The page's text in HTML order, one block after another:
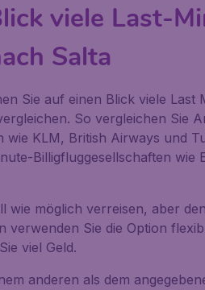
viele Last-
Salta
Sie auf einen Blick viele Last
So vergleichen Sie
wie KLM, British Airways und
Billigfluggesellschaften wie
wie möglich verreisen, aber
verwenden Sie die Option
viel Geld.
anderen als dem